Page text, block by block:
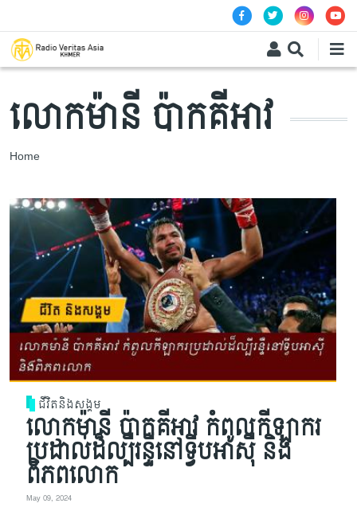
លោកម៉ានី ប៉ាកគីអាវ
Breadcrumb
Home
ជីវិតនិងសង្គម
លោកម៉ានី ប៉ាកគីអាវ កំពូលកីឡាករ
ប្រដាល់ដ៏ល្បីរន្ទឺនៅទ្វីបអាស៊ី និង
ពិភពលោក
May 09, 2024